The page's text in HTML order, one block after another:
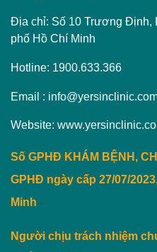
Địa chỉ: Số 10 Trương Định,
phố Hồ Chí Minh
Hotline: 1900.633.366
Email :
Website:
Số GPHĐ KHÁM BỆNH,
GPHĐ ngày cấp 27/07/
Minh
Người chịu trách nhiệm